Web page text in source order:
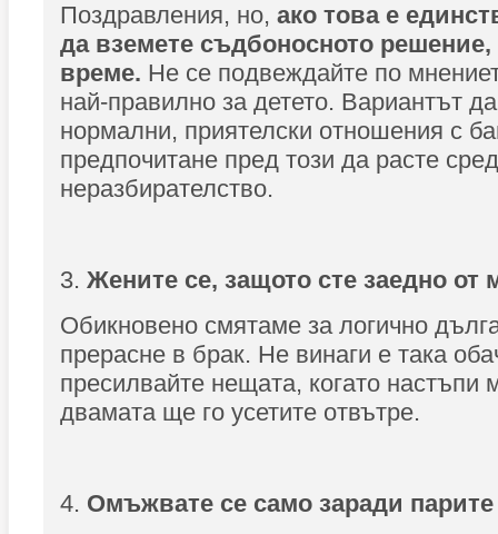
Поздравления, но, ако това е
да вземете съдбоносното решение,
време. Не се подвеждайте по
най-правилно за детето. Вариантът
нормални, приятелски отношения с
предпочитане пред този да расте
неразбирателство.
3. Жените се, защото сте заедно от
Обикновено смятаме за логично
прерасне в брак. Не винаги е така
пресилвайте нещата, когато настъпи
двамата ще го усетите отвътре.
4. Омъжвате се само заради